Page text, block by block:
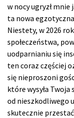
w nocy ugryzł
ta nowa
Niestety, w 2026
społeczeństwa,
uodparnianiu się
ten coraz częściej
się nieproszoni
które wysyła
od nieszkodliwego
skutecznie